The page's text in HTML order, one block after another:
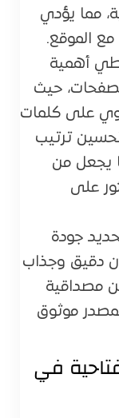
مما يؤدي
الموقع.
أهمية
حيث
على كلمات
ترتيب
يجعل من
على
جودة
دقيق وجذاب
مصداقية
موثوق
في